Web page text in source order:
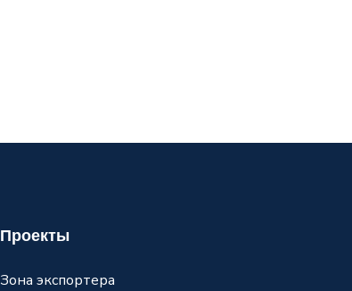
Проекты
Зона экспортера